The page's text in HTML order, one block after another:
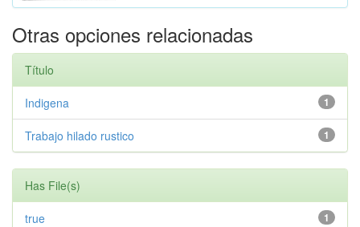
Otras opciones relacionadas
Título
1
Indigena
1
Trabajo hilado rustico
Has File(s)
1
true